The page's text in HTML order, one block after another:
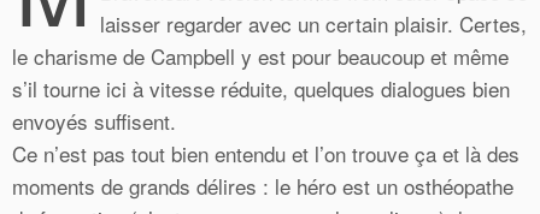
laisser regarder avec un certain plaisir. Certes,
le charisme de Campbell y est pour beaucoup et même
s’il tourne ici à vitesse réduite, quelques dialogues bien
envoyés suffisent.
Ce n’est pas tout bien entendu et l’on trouve ça et là des
moments de grands délires : le héro est un osthéopathe